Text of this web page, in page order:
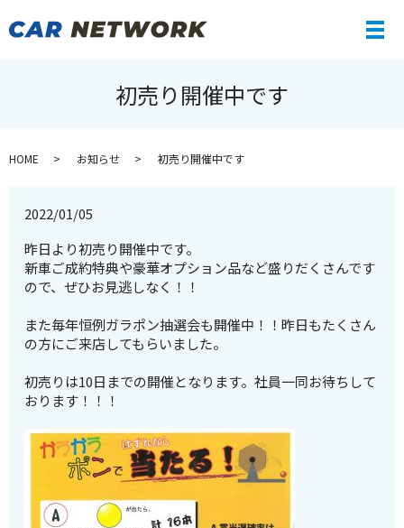
メ
初売り開催中です
HOME お知らせ 初売り開催中です
2022/01/05
昨日より初売り開催中です。
新車ご成約特典や豪華オプション品など盛りだくさんです
ので、ぜひお見逃しなく！！
また毎年恒例ガラポン抽選会も開催中！！昨日もたくさん
の方にご来店してもらいました。
初売りは10日までの開催となります。社員一同お待ちして
おります！！！